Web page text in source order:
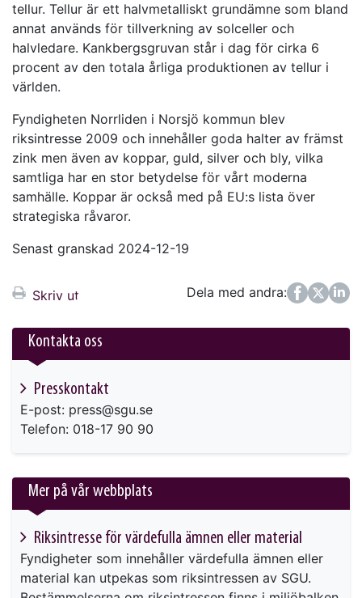
tellur. Tellur är ett halvmetalliskt grundämne som bland
annat används för tillverkning av solceller och
halvledare. Kankbergsgruvan står i dag för cirka 6
procent av den totala årliga produktionen av tellur i
världen.
Fyndigheten Norrliden i Norsjö kommun blev
riksintresse 2009 och innehåller goda halter av främst
zink men även av koppar, guld, silver och bly, vilka
samtliga har en stor betydelse för vårt moderna
samhälle. Koppar är också med på EU:s lista över
strategiska råvaror.
Senast granskad 2024-12-19
Skriv ut Dela med andra:
FacebookTwitter
LinkedIn
Kontakta oss
Presskontakt
E-post: press@sgu.se
Telefon: 018-17 90 90
Mer på vår webbplats
Riksintresse för värdefulla ämnen eller material
Fyndigheter som innehåller värdefulla ämnen eller
material kan utpekas som riksintressen av SGU.